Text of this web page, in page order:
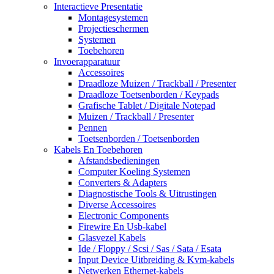
Interactieve Presentatie
Montagesystemen
Projectieschermen
Systemen
Toebehoren
Invoerapparatuur
Accessoires
Draadloze Muizen / Trackball / Presenter
Draadloze Toetsenborden / Keypads
Grafische Tablet / Digitale Notepad
Muizen / Trackball / Presenter
Pennen
Toetsenborden / Toetsenborden
Kabels En Toebehoren
Afstandsbedieningen
Computer Koeling Systemen
Converters & Adapters
Diagnostische Tools & Uitrustingen
Diverse Accessoires
Electronic Components
Firewire En Usb-kabel
Glasvezel Kabels
Ide / Floppy / Scsi / Sas / Sata / Esata
Input Device Uitbreiding & Kvm-kabels
Netwerken Ethernet-kabels